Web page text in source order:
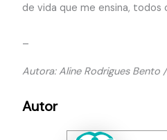
de vida que me ensina, todos
Autora: Aline Rodrigues Bento
Autor